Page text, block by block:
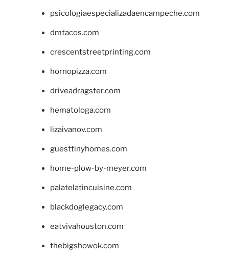
psicologiaespecializadaencampeche.com
dmtacos.com
crescentstreetprinting.com
hornopizza.com
driveadragster.com
hematologa.com
lizaivanov.com
guesttinyhomes.com
home-plow-by-meyer.com
palatelatincuisine.com
blackdoglegacy.com
eatvivahouston.com
thebigshowok.com